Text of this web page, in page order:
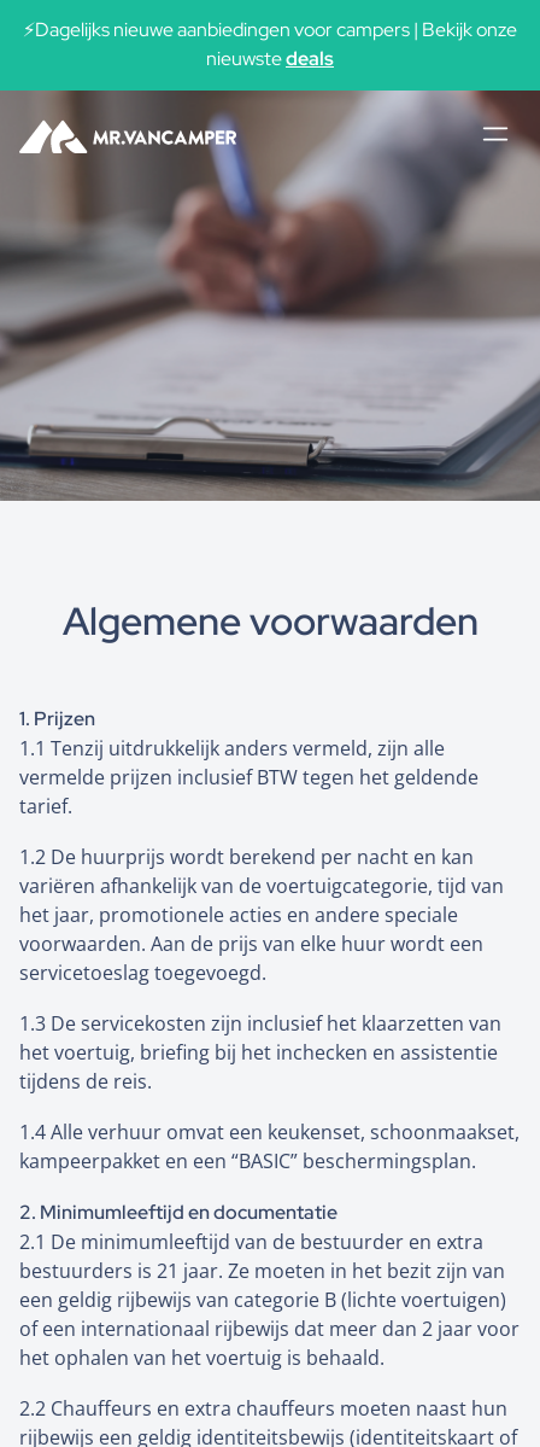
⚡Dagelijks nieuwe aanbiedingen voor campers | Bekijk onze
nieuwstedeals
Algemene voorwaarden
1. Prijzen
1.1 Tenzij uitdrukkelijk anders vermeld, zijn alle
vermelde prijzen inclusief BTW tegen het geldende
tarief.
1.2 De huurprijs wordt berekend per nacht en kan
variëren afhankelijk van de voertuigcategorie, tijd van
het jaar, promotionele acties en andere speciale
voorwaarden. Aan de prijs van elke huur wordt een
servicetoeslag toegevoegd.
1.3 De servicekosten zijn inclusief het klaarzetten van
het voertuig, briefing bij het inchecken en assistentie
tijdens de reis.
1.4 Alle verhuur omvat een keukenset, schoonmaakset,
kampeerpakket en een “BASIC” beschermingsplan.
2. Minimumleeftijd en documentatie
2.1 De minimumleeftijd van de bestuurder en extra
bestuurders is 21 jaar. Ze moeten in het bezit zijn van
een geldig rijbewijs van categorie B (lichte voertuigen)
of een internationaal rijbewijs dat meer dan 2 jaar voor
het ophalen van het voertuig is behaald.
2.2 Chauffeurs en extra chauffeurs moeten naast hun
rijbewijs een geldig identiteitsbewijs (identiteitskaart of